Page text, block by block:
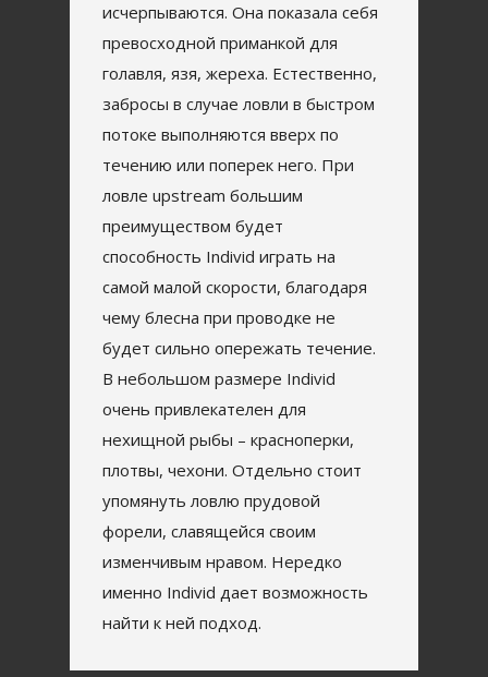
исчерпываются. Она показала себя
превосходной приманкой для
голавля, язя, жереха. Естественно,
забросы в случае ловли в быстром
потоке выполняются вверх по
течению или поперек него. При
ловле upstream большим
преимуществом будет
способность Individ играть на
самой малой скорости, благодаря
чему блесна при проводке не
будет сильно опережать течение.
В небольшом размере Individ
очень привлекателен для
нехищной рыбы – красноперки,
плотвы, чехони. Отдельно стоит
упомянуть ловлю прудовой
форели, славящейся своим
изменчивым нравом. Нередко
именно Individ дает возможность
найти к ней подход.